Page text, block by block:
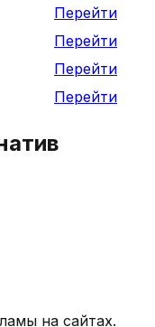
Перейти
Перейти
Перейти
Перейти
на сайтах.